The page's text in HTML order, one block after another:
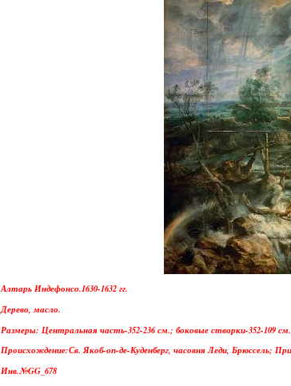
Алтарь Индефонсо.1630-1632 гг.
Дерево, масло.
Размеры: Центральная часть-352-236 см.; боковые створки-352-109 см.
Происхождение:Св. Якоб-оп-де-Куденберг, часовня Леди, Брюссель;
Инв.№GG_678